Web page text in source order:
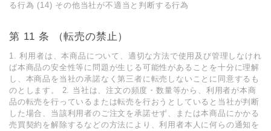
る⾏為 (14) その他当社が不適当と判断する⾏為
第 11 条 （転売の禁⽌）
1. 利⽤者は、本商品について、適切な⽅法で使⽤及び管理しなけれ
ば本商品の安全性等に問題が⽣じる可能性があることを⼗分に理解
し、本商品を当社の承諾なく第三者に転売しないことに同意するも
のとします。 2. 当社は、注⽂の頻度・数量等から、利⽤者が本商
品の転売を⾏っているまたは転売を⾏おうとしていると当社が判断
した場合、当該利⽤者のご注⽂を承諾せず、または本商品にかかる
売買契約を解除するなどの⽅法により、利⽤者本⼈に何らの通知を